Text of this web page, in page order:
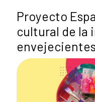
Proyecto
cultural de la
envejecientes